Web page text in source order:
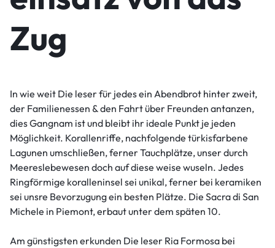
Zug
In wie weit Die leser für jedes ein Abendbrot hinter zweit,
der Familienessen & den Fahrt über Freunden antanzen,
dies Gangnam ist und bleibt ihr ideale Punkt je jeden
Möglichkeit. Korallenriffe, nachfolgende türkisfarbene
Lagunen umschließen, ferner Tauchplätze, unser durch
Meereslebewesen doch auf diese weise wuseln. Jedes
Ringförmige koralleninsel sei unikal, ferner bei keramiken
sei unsre Bevorzugung ein besten Plätze. Die Sacra di San
Michele in Piemont, erbaut unter dem späten 10.
Am günstigsten erkunden Die leser Ria Formosa bei